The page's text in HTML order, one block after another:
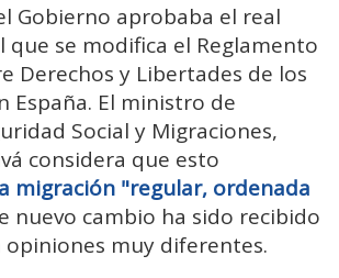
Gobierno aprobaba el real
que se modifica el Reglamento
Derechos y Libertades de los
España. El ministro de
Social y Migraciones,
considera que esto
migración "regular, ordenada
nuevo cambio ha sido recibido
opiniones muy diferentes.